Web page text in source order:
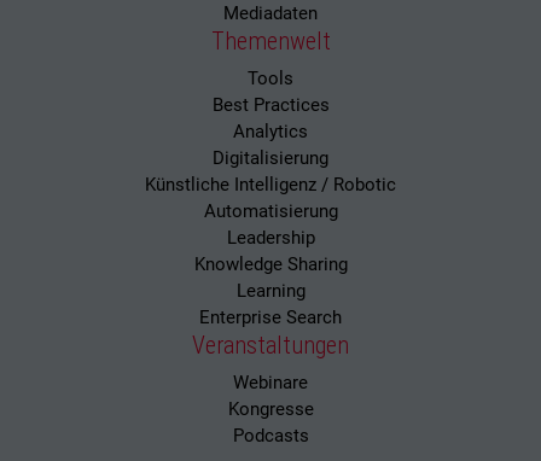
Mediadaten
Themenwelt
Tools
Best Practices
Analytics
Digitalisierung
Künstliche Intelligenz / Robotic
Automatisierung
Leadership
Knowledge Sharing
Learning
Enterprise Search
Veranstaltungen
Webinare
Kongresse
Podcasts